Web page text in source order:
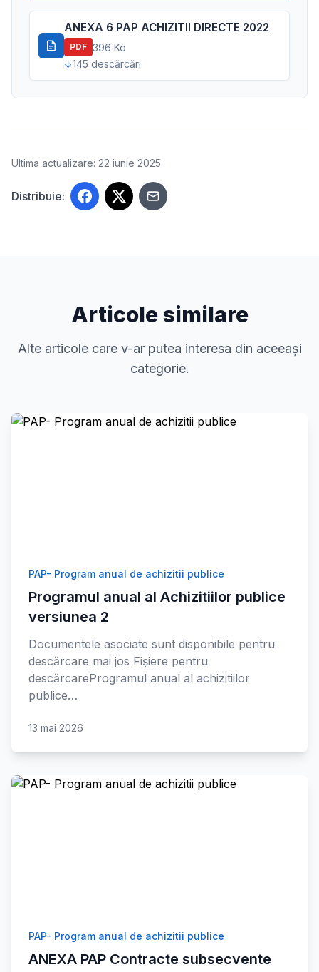
ANEXA 6 PAP ACHIZITII DIRECTE 2022
PDF 396 Ko
145 descărcări
Ultima actualizare: 22 iunie 2025
Distribuie:
Articole similare
Alte articole care v-ar putea interesa din aceeași
categorie.
PAP- Program anual de achizitii publice
Programul anual al Achizitiilor publice
versiunea 2
Documentele asociate sunt disponibile pentru
descărcare mai jos Fișiere pentru
descărcareProgramul anual al achizitiilor
publice…
13 mai 2026
PAP- Program anual de achizitii publice
ANEXA PAP Contracte subsecvente